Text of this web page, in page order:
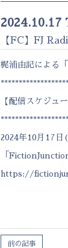
2024.10.17
【FC】FJ
梶浦由記による
【配信スケジュー
2024年10月17
「
https://
前の記事